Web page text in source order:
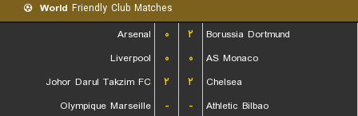
World Friendly Club Matches
Arsenal
۰ ۲
Borussia Dortmund
Liverpool
۰ ۰
AS Monaco
Johor Darul Takzim FC
۲ ۲
Chelsea
Olympique Marseille
- -
Athletic Bilbao